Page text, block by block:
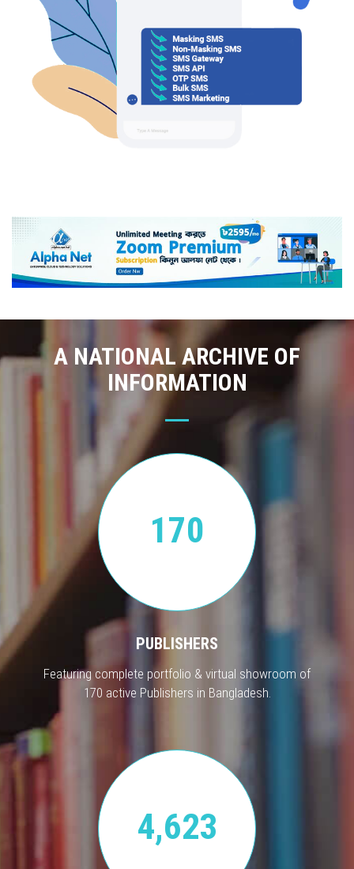
A NATIONAL ARCHIVE OF
INFORMATION
170
PUBLISHERS
Featuring complete portfolio & virtual showroom of
170 active Publishers in Bangladesh.
4,623